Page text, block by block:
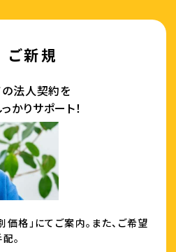
ご新規
法人契約を
かりサポート！
格」にてご案内。また、ご希望
。